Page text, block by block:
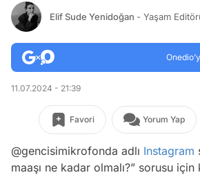
Elif Sude Yenidoğan - Yaşam
11.07.2024 - 21:39
Favori Yorum Yap
@gencisimikrofonda adlı Instagram
maaşı ne kadar olmalı?” sorusu